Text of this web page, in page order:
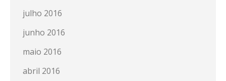
julho 2016
junho 2016
maio 2016
abril 2016